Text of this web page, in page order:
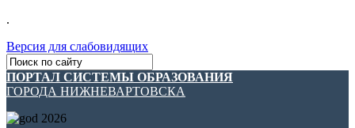
.
Версия для слабовидящих
ПОРТАЛ СИСТЕМЫ ОБРАЗОВАНИЯ
ГОРОДА НИЖНЕВАРТОВСКА